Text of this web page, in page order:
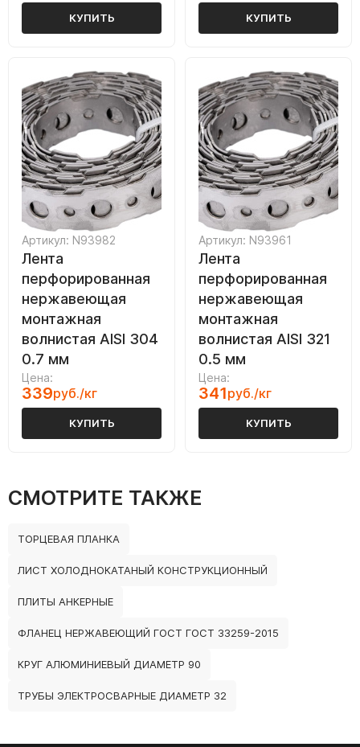
КУПИТЬ КУПИТЬ
Артикул: N93982
Лента
перфорированная
нержавеющая
монтажная
волнистая AISI 304
0.7 мм
Цена:
339руб./кг
КУПИТЬ
Артикул: N93961
Лента
перфорированная
нержавеющая
монтажная
волнистая AISI 321
0.5 мм
Цена:
341руб./кг
КУПИТЬ
СМОТРИТЕ ТАКЖЕ
ТОРЦЕВАЯ ПЛАНКА
ЛИСТ ХОЛОДНОКАТАНЫЙ КОНСТРУКЦИОННЫЙ
ПЛИТЫ АНКЕРНЫЕ
ФЛАНЕЦ НЕРЖАВЕЮЩИЙ ГОСТ ГОСТ 33259-2015
КРУГ АЛЮМИНИЕВЫЙ ДИАМЕТР 90
ТРУБЫ ЭЛЕКТРОСВАРНЫЕ ДИАМЕТР 32